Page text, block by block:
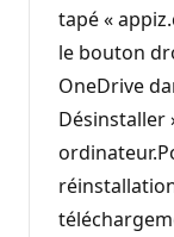
tapé «
le bouton
OneDrive
Désinstaller